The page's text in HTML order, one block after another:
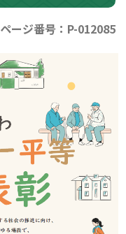
ページ番号：P-012085